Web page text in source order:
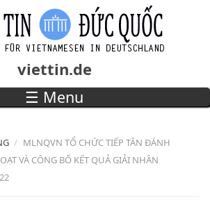
viettin.de
☰ Menu
MLNQVN TỔ CHỨC TIẾP TÂN ĐÁNH
VÀ CÔNG BỐ KẾT QUẢ GIẢI NHÂN